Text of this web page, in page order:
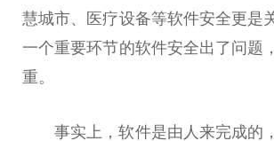
慧城市、医疗设备等软件安全更是
一个重要环节的软件安全出了问题
重。
事实上，软件是由人来完成的